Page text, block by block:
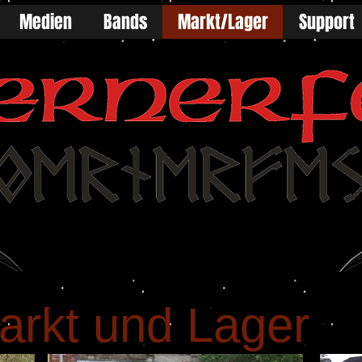
Infos
Medien Bands Markt/Lager Support
und Lager